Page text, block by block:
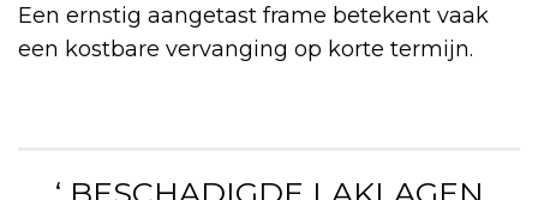
Een ernstig aangetast frame betekent vaak
een kostbare vervanging op korte termijn.
‘ BESCHADIGDE LAKLAGEN